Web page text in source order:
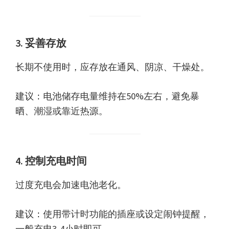
3. 妥善存放
长期不使用时，应存放在通风、阴凉、干燥处。
建议：电池储存电量维持在50%左右，避免暴
晒、潮湿或靠近热源。
4. 控制充电时间
过度充电会加速电池老化。
建议：使用带计时功能的插座或设定闹钟提醒，